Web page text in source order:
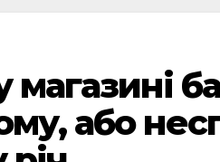
магазині
або